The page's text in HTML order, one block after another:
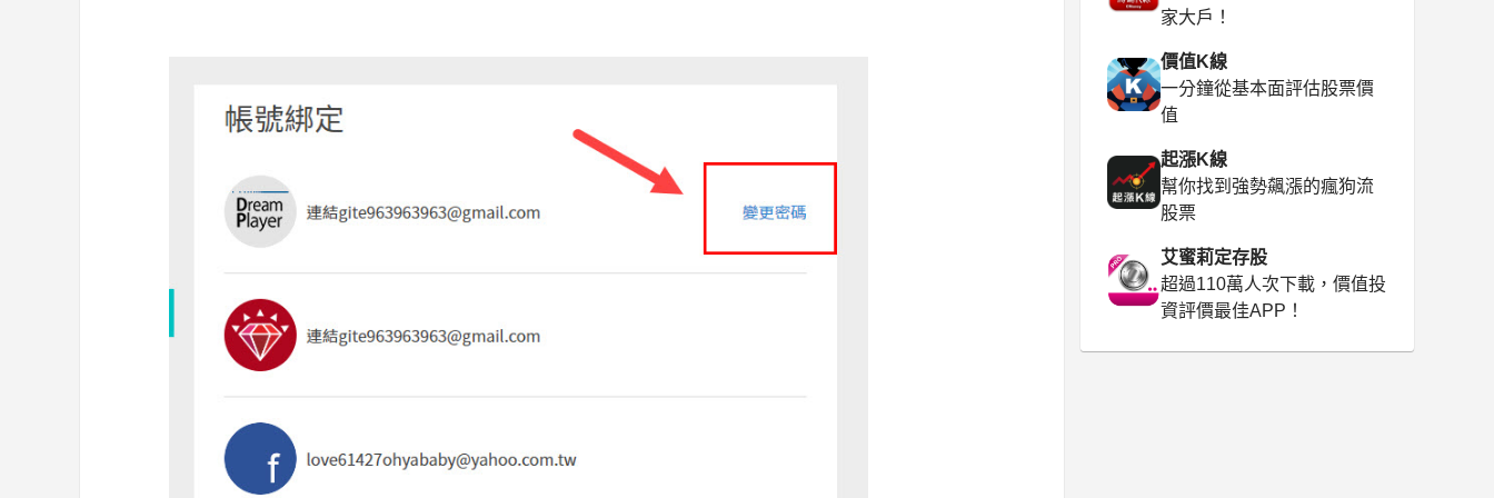
家大戶！
價值K線
一分鐘從基本面評估股票價
值
起漲K線
幫你找到強勢飆漲的瘋狗流
股票
艾蜜莉定存股
超過110萬人次下載，價值投
資評價最佳APP！